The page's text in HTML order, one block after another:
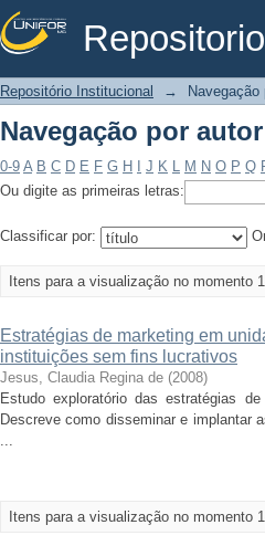
Navegação por
Repositório Institucional → Navegação
Navegação por
0-9 A B C D E F G H J K L M N O P Q
Ou digite as primeiras letras:
Classificar por:
Itens para a visualização no momento
Estratégias de marketing em
instituições sem fins lucrativos
Jesus, Claudia Regina de (2008)
Estudo exploratório das estratégias
Descreve como disseminar e implantar
...
Itens para a visualização no momento